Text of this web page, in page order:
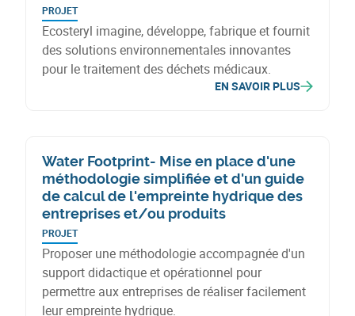
PROJET
Ecosteryl imagine, développe, fabrique et fournit
des solutions environnementales innovantes
pour le traitement des déchets médicaux.
EN SAVOIR PLUS
Water Footprint- Mise en place d'une
méthodologie simplifiée et d'un guide
de calcul de l'empreinte hydrique des
entreprises et/ou produits
PROJET
Proposer une méthodologie accompagnée d'un
support didactique et opérationnel pour
permettre aux entreprises de réaliser facilement
leur empreinte hydrique.